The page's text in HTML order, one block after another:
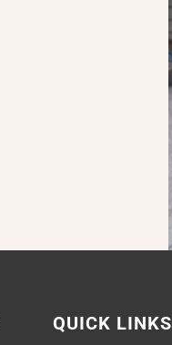
QUICK LINKS